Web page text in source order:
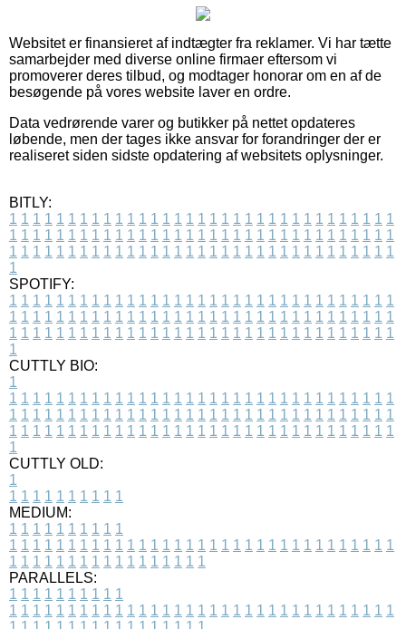
Websitet er finansieret af indtægter fra reklamer. Vi har tætte
samarbejder med diverse online firmaer eftersom vi
promoverer deres tilbud, og modtager honorar om en af de
besøgende på vores website laver en ordre.
Data vedrørende varer og butikker på nettet opdateres
løbende, men der tages ikke ansvar for forandringer der er
realiseret siden sidste opdatering af websitets oplysninger.
BITLY:
1 1 1 1 1 1 1 1 1 1 1 1 1 1 1 1 1 1 1 1 1 1 1 1 1 1 1 1 1 1 1 1 1
1 1 1 1 1 1 1 1 1 1 1 1 1 1 1 1 1 1 1 1 1 1 1 1 1 1 1 1 1 1 1 1 1
1 1 1 1 1 1 1 1 1 1 1 1 1 1 1 1 1 1 1 1 1 1 1 1 1 1 1 1 1 1 1 1 1
1
SPOTIFY:
1 1 1 1 1 1 1 1 1 1 1 1 1 1 1 1 1 1 1 1 1 1 1 1 1 1 1 1 1 1 1 1 1
1 1 1 1 1 1 1 1 1 1 1 1 1 1 1 1 1 1 1 1 1 1 1 1 1 1 1 1 1 1 1 1 1
1 1 1 1 1 1 1 1 1 1 1 1 1 1 1 1 1 1 1 1 1 1 1 1 1 1 1 1 1 1 1 1 1
1
CUTTLY BIO:
1
1 1 1 1 1 1 1 1 1 1 1 1 1 1 1 1 1 1 1 1 1 1 1 1 1 1 1 1 1 1 1 1 1
1 1 1 1 1 1 1 1 1 1 1 1 1 1 1 1 1 1 1 1 1 1 1 1 1 1 1 1 1 1 1 1 1
1 1 1 1 1 1 1 1 1 1 1 1 1 1 1 1 1 1 1 1 1 1 1 1 1 1 1 1 1 1 1 1 1
1
CUTTLY OLD:
1
1 1 1 1 1 1 1 1 1 1
MEDIUM:
1 1 1 1 1 1 1 1 1 1
1 1 1 1 1 1 1 1 1 1 1 1 1 1 1 1 1 1 1 1 1 1 1 1 1 1 1 1 1 1 1 1 1
1 1 1 1 1 1 1 1 1 1 1 1 1 1 1 1 1
PARALLELS:
1 1 1 1 1 1 1 1 1 1
1 1 1 1 1 1 1 1 1 1 1 1 1 1 1 1 1 1 1 1 1 1 1 1 1 1 1 1 1 1 1 1 1